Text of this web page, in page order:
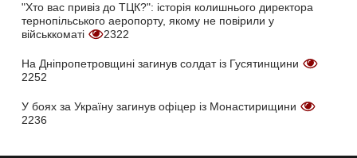
"Хто вас привіз до ТЦК?": історія колишнього директора
тернопільського аеропорту, якому не повірили у
військкоматі
2322
На Дніпропетровщині загинув солдат із Гусятинщини
2252
У боях за Україну загинув офіцер із Монастирищини
2236